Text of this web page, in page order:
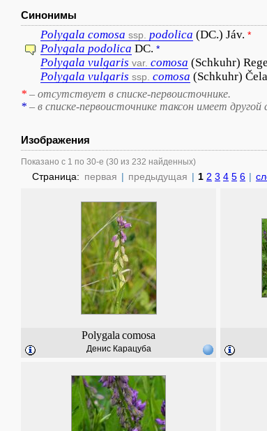
Синонимы
Polygala comosa ssp. podolica (DC.) Jáv. *
Polygala podolica DC. *
Polygala vulgaris var. comosa (Schkuhr)
Polygala vulgaris ssp. comosa (Schkuhr)
* – отсутствует в списке-первоисточнике.
* – в списке-первоисточнике таксон имеет
Изображения
Показано с 1 по 30-е (30 из 232 найденных)
Страница: первая | предыдущая | 1 2 3 4 5 6 |
Polygala comosa
Денис Карацуба